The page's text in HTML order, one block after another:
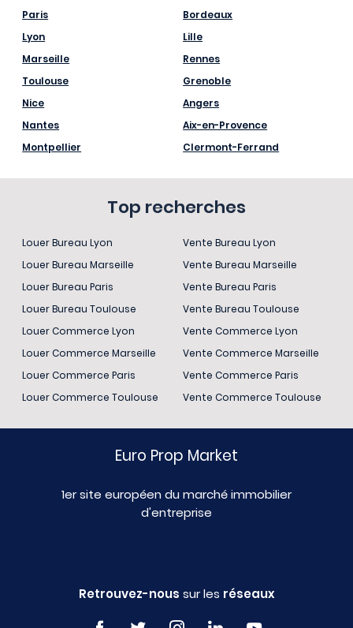
Paris
Lyon
Marseille
Toulouse
Nice
Nantes
Montpellier
Bordeaux
Lille
Rennes
Grenoble
Angers
Aix-en-Provence
Clermont-Ferrand
Top recherches
Louer Bureau Lyon
Louer Bureau Marseille
Louer Bureau Paris
Louer Bureau Toulouse
Louer Commerce Lyon
Louer Commerce Marseille
Louer Commerce Paris
Louer Commerce Toulouse
Vente Bureau Lyon
Vente Bureau Marseille
Vente Bureau Paris
Vente Bureau Toulouse
Vente Commerce Lyon
Vente Commerce Marseille
Vente Commerce Paris
Vente Commerce Toulouse
Euro Prop Market
1er site européen du marché immobilier
d'entreprise
Retrouvez-nous sur les réseaux